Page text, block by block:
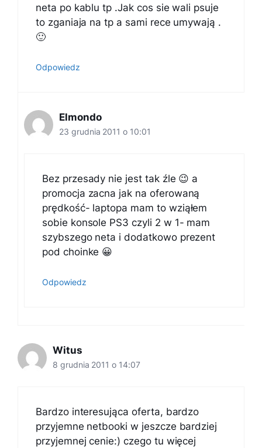
neta po kablu tp .Jak cos sie wali psuje
to zganiaja na tp a sami rece umywają .
🙂
Odpowiedz
Elmondo
23 grudnia 2011 o 10:01
Bez przesady nie jest tak źle 😉 a
promocja zacna jak na oferowaną
prędkość- laptopa mam to wziąłem
sobie konsole PS3 czyli 2 w 1- mam
szybszego neta i dodatkowo prezent
pod choinke 😀
Odpowiedz
Witus
8 grudnia 2011 o 14:07
Bardzo interesująca oferta, bardzo
przyjemne netbooki w jeszcze bardziej
przyjemnej cenie:) czego tu więcej